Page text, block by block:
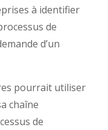
à identifier
de
d’un
pourrait utiliser
chaîne
de